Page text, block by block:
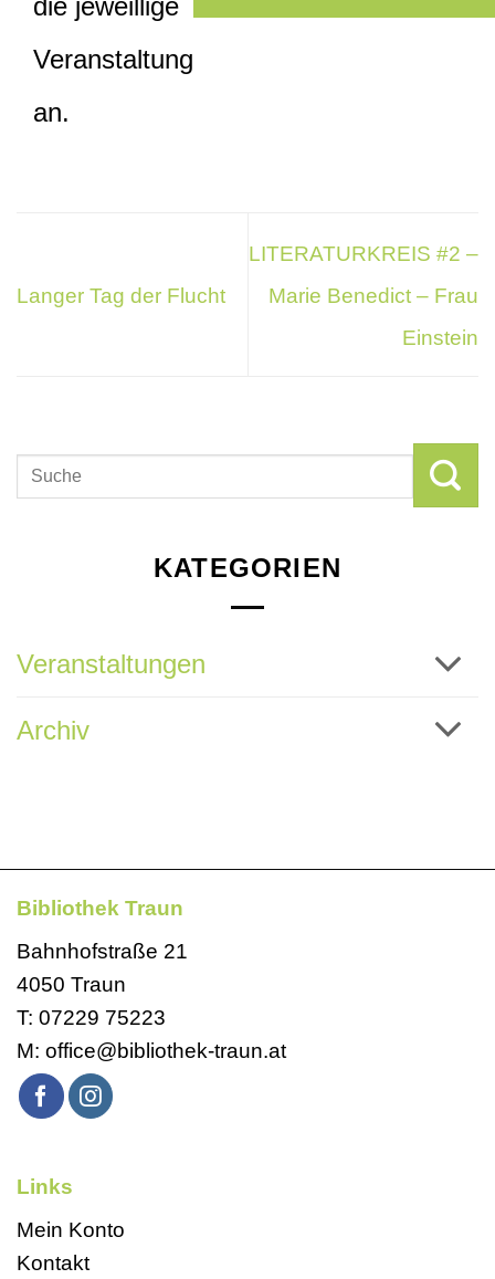
Veranstaltung
an.
Langer Tag der Flucht
LITERATURKREIS #2 –
Marie Benedict – Frau
Einstein
KATEGORIEN
Veranstaltungen
Archiv
Bibliothek Traun
Bahnhofstraße 21
4050 Traun
T: 07229 75223
M: office@bibliothek-traun.at
Links
Mein Konto
Kontakt